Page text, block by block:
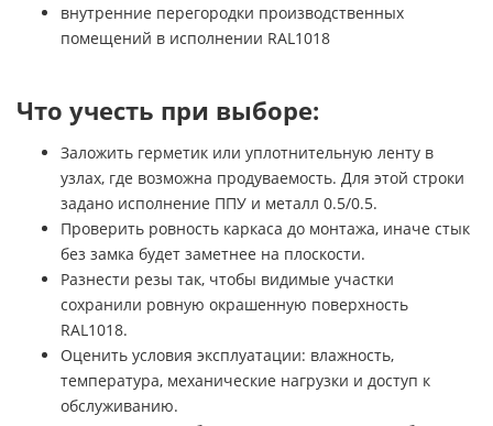
внутренние перегородки производственных
помещений в исполнении RAL1018
Что учесть при выборе:
Заложить герметик или уплотнительную ленту в
узлах, где возможна продуваемость. Для этой строки
задано исполнение ППУ и металл 0.5/0.5.
Проверить ровность каркаса до монтажа, иначе стык
без замка будет заметнее на плоскости.
Разнести резы так, чтобы видимые участки
сохранили ровную окрашенную поверхность
RAL1018.
Оценить условия эксплуатации: влажность,
температура, механические нагрузки и доступ к
обслуживанию.